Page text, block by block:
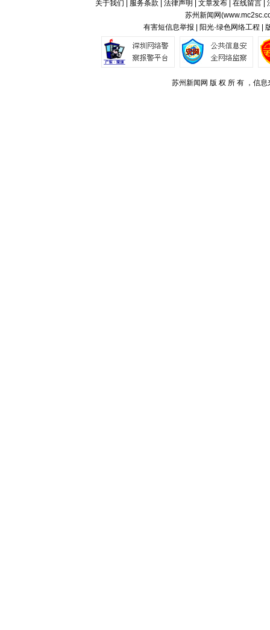
关于我们 服务条款 法律声明 文章发布| 在线留言|
苏州新闻网(
有害短信息举报 | 阳光·绿色网络工程 |
苏州新闻网 版 权 所 有 ，信